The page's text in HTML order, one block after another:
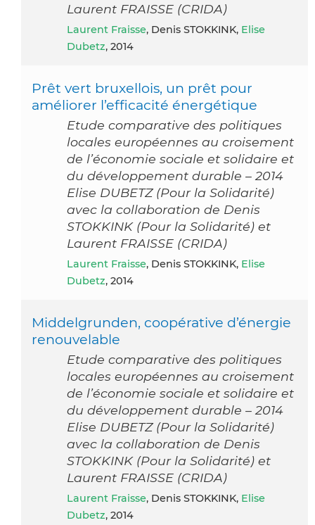
Laurent FRAISSE (CRIDA)
Laurent Fraisse, Denis STOKKINK, Elise
Dubetz, 2014
Prêt vert bruxellois, un prêt pour
améliorer l’efficacité énergétique
Etude comparative des politiques
locales européennes au croisement
de l’économie sociale et solidaire et
du développement durable – 2014
Elise DUBETZ (Pour la Solidarité)
avec la collaboration de Denis
STOKKINK (Pour la Solidarité) et
Laurent FRAISSE (CRIDA)
Laurent Fraisse, Denis STOKKINK, Elise
Dubetz, 2014
Middelgrunden, coopérative d’énergie
renouvelable
Etude comparative des politiques
locales européennes au croisement
de l’économie sociale et solidaire et
du développement durable – 2014
Elise DUBETZ (Pour la Solidarité)
avec la collaboration de Denis
STOKKINK (Pour la Solidarité) et
Laurent FRAISSE (CRIDA)
Laurent Fraisse, Denis STOKKINK, Elise
Dubetz, 2014